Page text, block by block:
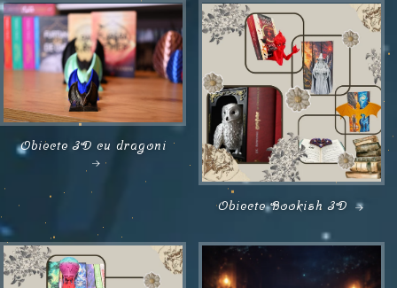
Obiecte 3D cu dragoni
Obiecte Bookish 3D